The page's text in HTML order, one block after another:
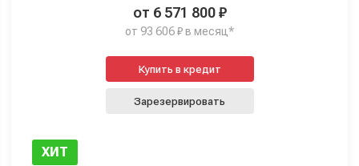
от 6 571 800 ₽
от 93 606 ₽ в месяц*
Купить в кредит
Зарезервировать
ХИТ